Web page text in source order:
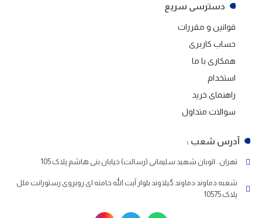
دسترسی سریع
قوانین و مقررات
حساب کاربری
همکاری با ما
استخدام
راهنمای خرید
سوالات متداول
آدرس شعب :
تهران . اتوبان شهید سلیمانی (رسالت) خیابان بنی هاشم پلاک 105
شعبه دماوند دماوند گیلاوند بلوار آیت الله خامنه ای روبروی رستورانت ملل
پلاک 10575